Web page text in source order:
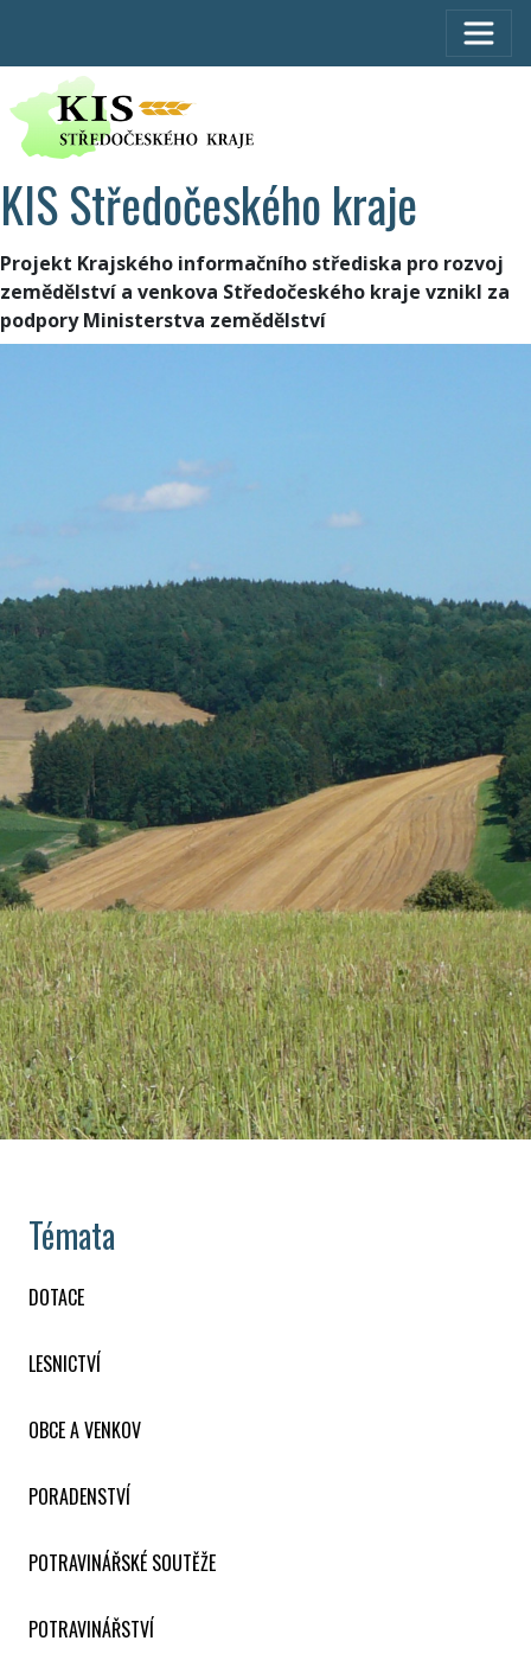
KIS Středočeského kraje
Projekt Krajského informačního střediska pro rozvoj
zemědělství a venkova Středočeského kraje vznikl za
podpory Ministerstva zemědělství
Témata
DOTACE
LESNICTVÍ
OBCE A VENKOV
PORADENSTVÍ
POTRAVINÁŘSKÉ SOUTĚŽE
POTRAVINÁŘSTVÍ